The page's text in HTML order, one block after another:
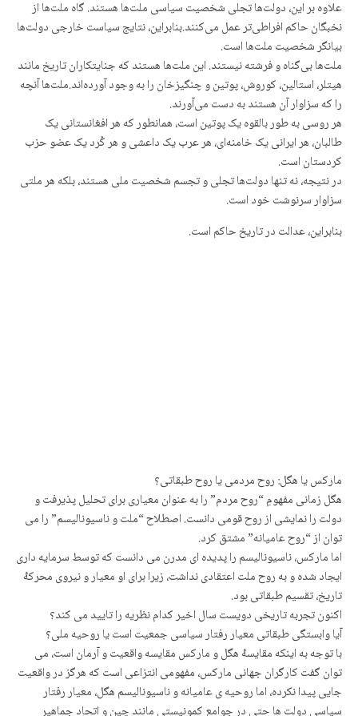
علاوه بر این، دولت‌ها تجلی شخصیت سیاسی ملت‌ها هستند. گاه ملت‌ها از
نخبگان حاکم افراطی‌تر عمل می‌کنند.بنابراین، نتایج سیاست خارجی دولت‌ها
بیانگر شخصیت ملت‌ها است.
ملت‌ها بی‌گناه و فرشته نیستند. این ملت‌ها هستند که جنایتکاران تاریخ مانند
هیتلر، استالین، کوروش، پوتین و چنگیزخان را به وجود آورده‌اند.ملت‌ها آنچه
را که سزاوار آن هستند به دست می‌آورند.
هر روسی به طور بالقوه یک پوتین است، همانطور که هر افغانستانی یک
طالبان، هر ایرانی یک خامنه‌ای، هر عرب یک داعشی و هر کُرد یک عضو حزب
کردستان است.
در نتیجه، نه تنها دولت‌ها تجلی و تجسم شخصیت ملی هستند، بلکه هر ملتی
سزاوار سرنوشت خود است.
بنابراین، عدالت در تاریخ حاکم است.
مارکس یا هگل: روح مردمی یا روح طبقاتی؟
هگل زمانی مفهومِ “روح مردم” را به عنوان معیاری برای تحلیل پذیرفت و
دولت را نمایشی از روح قومی دانست. اصطلاح “ملت و ناسیونالیسم” را می
توان از “روح عامیانه” مشتق کرد.
اما مارکس، ناسیونالیسم را پدیده ای مدرن می دانست که توسط سرمایه داری
ایجاد شده و به روح ملت اعتقادی نداشت، زیرا برای او معیار و نیروی محرکۀ
تاریخ، تقسیم طبقاتی بود.
اکنون تجربه تاریخی دویست سال اخیر کدام نظریه را تایید می کند؟
آیا وابستگی طبقاتی معیار رفتار سیاسی جمعیت است یا روحیه ملی؟
با توجه به اینکه مقایسۀ هگل و مارکس مقایسه واقعیت و آرمان است، می
توان گفت کارگران جهانی مارکس، مفهومی انتزاعی است که هرگز در واقعیت
جایی پیدا نکرده، اما روحیه ی عامیانه و ناسیونالیسم هگل، معیار رفتار